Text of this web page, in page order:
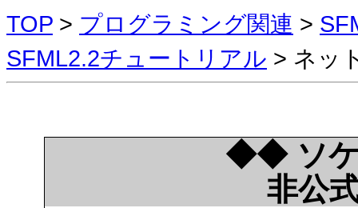
TOP > プログラミング関連 >
SFML2.2チュートリアル > ネッ
◆◆ ソ
非公